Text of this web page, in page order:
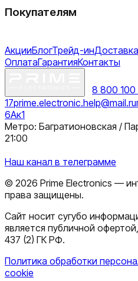
Покупателям
АкцииБлогТрейд-ин
ОплатаГарантияКонтакты
8 800 100
17prime.electronic.help@mail.ru
6Ак1
Метро: Багратионовская /
21:00
Наш канал в телеграмме
© 2026 Prime Electronics —
права защищены.
Сайт носит сугубо
является публичной
437 (2) ГК РФ.
Политика обработки
cookie